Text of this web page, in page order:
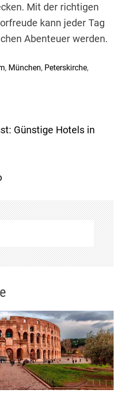
Mit der richtigen
kann jeder Tag
Abenteuer werden.
, München, Peterskirche,
Günstige Hotels in